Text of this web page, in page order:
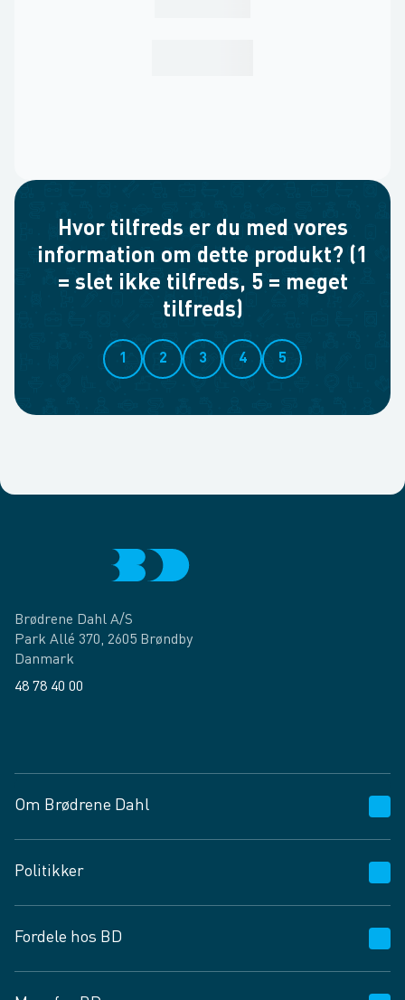
Hvor tilfreds er du med vores
information om dette produkt? (1
= slet ikke tilfreds, 5 = meget
tilfreds)
1 2 3 4 5
Brødrene Dahl A/S
Park Allé 370, 2605 Brøndby
Danmark
48 78 40 00
Om Brødrene Dahl
Vagttelefon 30 10 89 89
Spørgsmål og svar
Job og karriere
Fødevarekontrolrapport
Politikker
Privatlivspolitik
Cookies
Fordele hos BD